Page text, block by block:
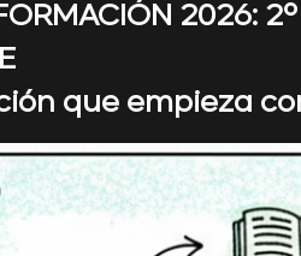
2026: 2º
que empieza